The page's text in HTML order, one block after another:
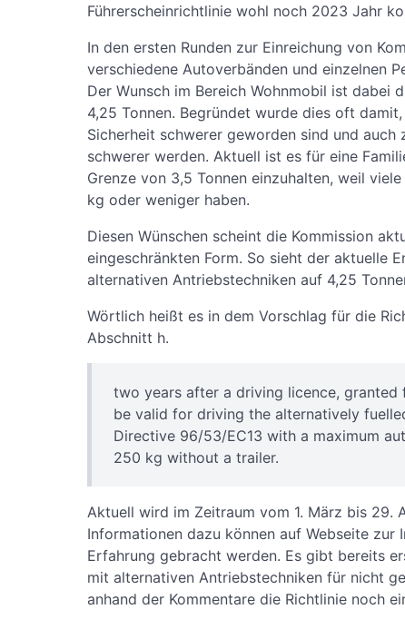
Führerscheinrichtlinie wohl noch 2023 Jahr
In den ersten Runden zur Einreichung von
verschiedene Autoverbänden und einzelnen
Der Wunsch im Bereich Wohnmobil ist dabei
4,25 Tonnen. Begründet wurde dies oft
Sicherheit schwerer geworden sind und
schwerer werden. Aktuell ist es für eine
Grenze von 3,5 Tonnen einzuhalten, weil
kg oder weniger haben.
Diesen Wünschen scheint die Kommission
eingeschränkten Form. So sieht der aktuelle
alternativen Antriebstechniken auf 4,25
Wörtlich heißt es in dem Vorschlag für die
Abschnitt h.
two years after a driving licence,
be valid for driving the alternatively
Directive 96/53/EC13 with a maximum
250 kg without a trailer.
Aktuell wird im Zeitraum vom 1. März bis 29.
Informationen dazu können auf Webseite zur
Erfahrung gebracht werden. Es gibt bereits
mit alternativen Antriebstechniken für nicht
anhand der Kommentare die Richtlinie noch